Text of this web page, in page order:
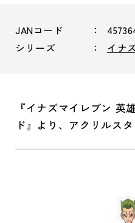
JANコード
シリーズ
イナ
『イナズマイレブン 英
ド』より、アクリルス